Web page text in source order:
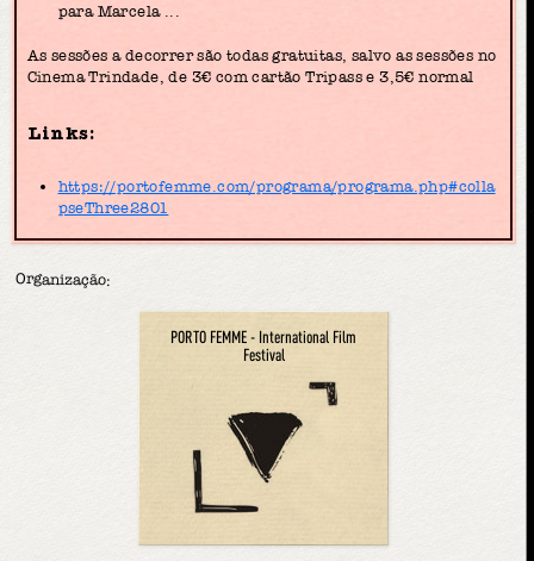
para Marcela ...
As sessões a decorrer são todas gratuitas, salvo as sessões no
Cinema Trindade, de 3€ com cartão Tripass e 3,5€ normal
Links:
https://portofemme.com/programa/programa.php#colla
pseThree2801
Organização:
PORTO FEMME - International Film
Festival